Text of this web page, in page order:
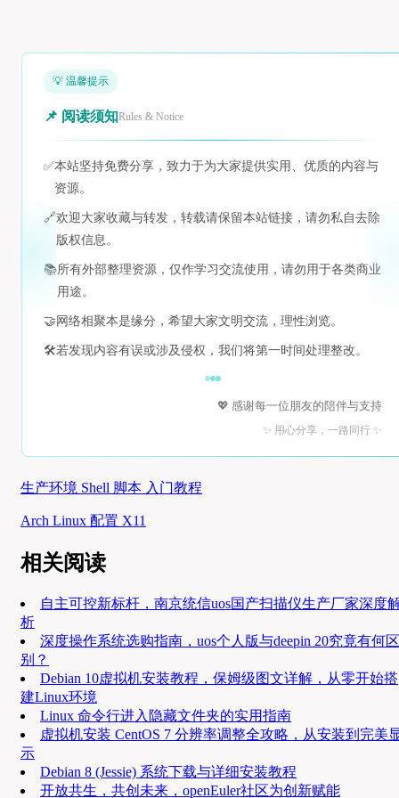
💡 温馨提示
📌 阅读须知Rules & Notice
✅本站坚持免费分享，致力于为大家提供实用、优质的内容与
资源。
🔗欢迎大家收藏与转发，转载请保留本站链接，请勿私自去除
版权信息。
📚所有外部整理资源，仅作学习交流使用，请勿用于各类商业
用途。
🤝 网络相聚本是缘分，希望大家文明交流，理性浏览。
🛠️若发现内容有误或涉及侵权，我们将第一时间处理整改。
💖 感谢每一位朋友的陪伴与支持
✨ 用心分享，一路同行 ✨
生产环境 Shell 脚本 入门教程
Arch Linux 配置 X11
相关阅读
自主可控新标杆，南京统信uos国产扫描仪生产厂家深度
析
深度操作系统选购指南，uos个人版与deepin 20究竟有何区
别？
Debian 10虚拟机安装教程，保姆级图文详解，从零开始搭
建Linux环境
Linux 命令行进入隐藏文件夹的实用指南
虚拟机安装 CentOS 7 分辨率调整全攻略，从安装到完美
示
Debian 8 (Jessie) 系统下载与详细安装教程
开放共生，共创未来，openEuler社区为创新赋能